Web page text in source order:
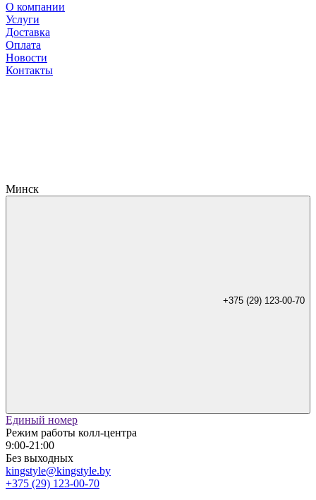
О компании
Услуги
Доставка
Оплата
Новости
Контакты
Минск
+375 (29) 123-00-70
Единый номер
Режим работы колл-центра
9:00-21:00
Без выходных
kingstyle@kingstyle.by
+375 (29) 123-00-70